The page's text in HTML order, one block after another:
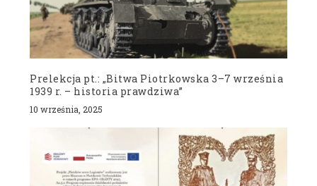
Prelekcja pt.: „Bitwa Piotrkowska 3–7 września
1939 r. – historia prawdziwa”
10 września, 2025